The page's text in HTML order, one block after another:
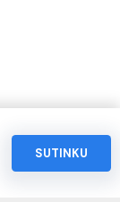
SUTINKU